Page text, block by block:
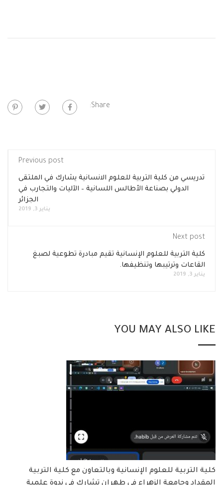
Share:
Previous post
تدريسي من كلية التربية للعلوم الانسانية يشارك في الملتقى
الدولي بصناعة الأطالس اللسانية – الآليات والتجارب في
الجزائر
يناير 3, 2019
Next post
كلية التربية للعلوم الإنسانية تقيم مبادرة تطوعية لصبغ
القاعات وترتيبها وتنظيفها.
يناير 3, 2019
YOU MAY ALSO LIKE
كلية التربية للعلوم الإنسانية وبالتعاون مع كلية التربية